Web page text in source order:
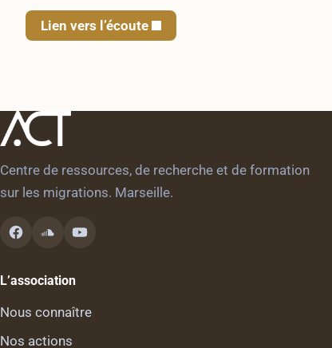
Lien vers l’écoute
Centre de ressources, de recherche et de formation
sur les migrations. Marseille.
L’association
Nous connaître
Nos actions